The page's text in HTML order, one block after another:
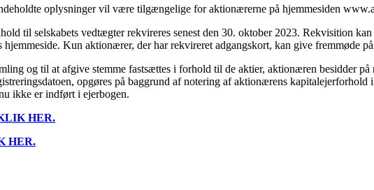
oplysninger vil være tilgænge­lige for aktionærerne på hjemmesiden
til selskabets vedtægter rekvireres senest den 30. oktober 2023. Rekvisition
Kun aktionærer, der har rekvireret adgangskort, kan give fremmøde
og til at afgive stemme fastsættes i forhold til de aktier, aktionæren besidder
opgøres på baggrund af notering af aktionærens kapitalejerforhold
ikke er indført i ejerbogen.
HER.
HER.